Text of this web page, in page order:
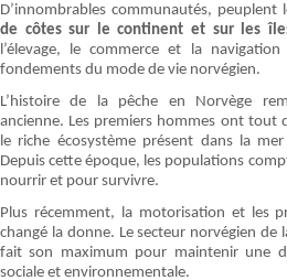
D’innombrables communautés, peuplent
de côtes sur le continent et sur les
l’élevage, le commerce et la
fondements du mode de vie norvégien.
L’histoire de la pêche en Norvège
ancienne. Les premiers hommes ont tout
le riche écosystème présent dans la
Depuis cette époque, les populations
nourrir et pour survivre.
Plus récemment, la motorisation et les
changé la donne. Le secteur norvégien de
fait son maximum pour maintenir une
sociale et environnementale.